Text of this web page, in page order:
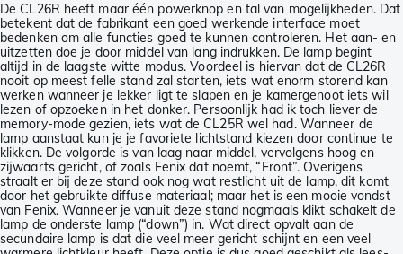
De CL26R heeft maar één powerknop en tal van mogelijkheden. Dat
betekent dat de fabrikant een goed werkende interface moet
bedenken om alle functies goed te kunnen controleren. Het aan- en
uitzetten doe je door middel van lang indrukken. De lamp begint
altijd in de laagste witte modus. Voordeel is hiervan dat de CL26R
nooit op meest felle stand zal starten, iets wat enorm storend kan
werken wanneer je lekker ligt te slapen en je kamergenoot iets wil
lezen of opzoeken in het donker. Persoonlijk had ik toch liever de
memory-mode gezien, iets wat de CL25R wel had. Wanneer de
lamp aanstaat kun je je favoriete lichtstand kiezen door continue te
klikken. De volgorde is van laag naar middel, vervolgens hoog en
zijwaarts gericht, of zoals Fenix dat noemt, “Front”. Overigens
straalt er bij deze stand ook nog wat restlicht uit de lamp, dit komt
door het gebruikte diffuse materiaal; maar het is een mooie vondst
van Fenix. Wanneer je vanuit deze stand nogmaals klikt schakelt de
lamp de onderste lamp (“down”) in. Wat direct opvalt aan de
secundaire lamp is dat die veel meer gericht schijnt en een veel